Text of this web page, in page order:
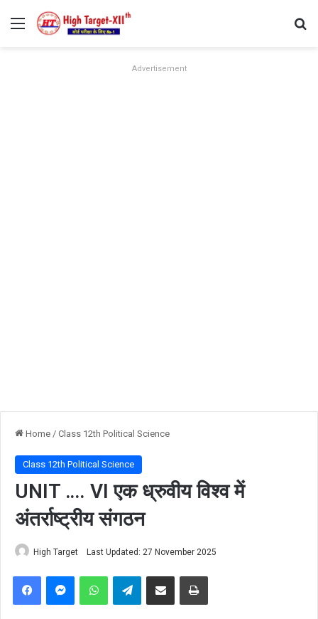
Menu
Advertisement
Home / Class 12th Political Science
Class 12th Political Science
UNIT …. VI एक ध्रुवीय विश्व में
अंतर्राष्ट्रीय संगठन
High Target Last Updated: 27 November 2025
FacebookMessengerWhatsAppTelegramShare via Email Print